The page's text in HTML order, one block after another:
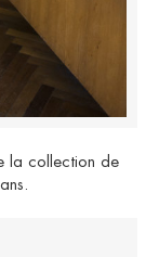
la collection de